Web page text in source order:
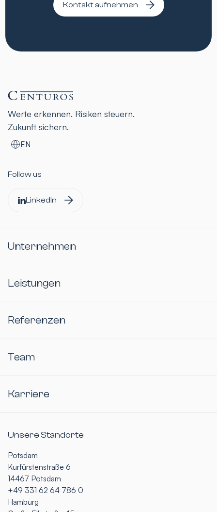
Kontakt aufnehmen
Werte erkennen. Risiken steuern.
Zukunft sichern.
EN
Follow us
LinkedIn
Unternehmen
Leistungen
Referenzen
Team
Karriere
Unsere Standorte
Potsdam
Kurfürstenstraße 6
14467 Potsdam
+49 331 62 64 786 0
Hamburg